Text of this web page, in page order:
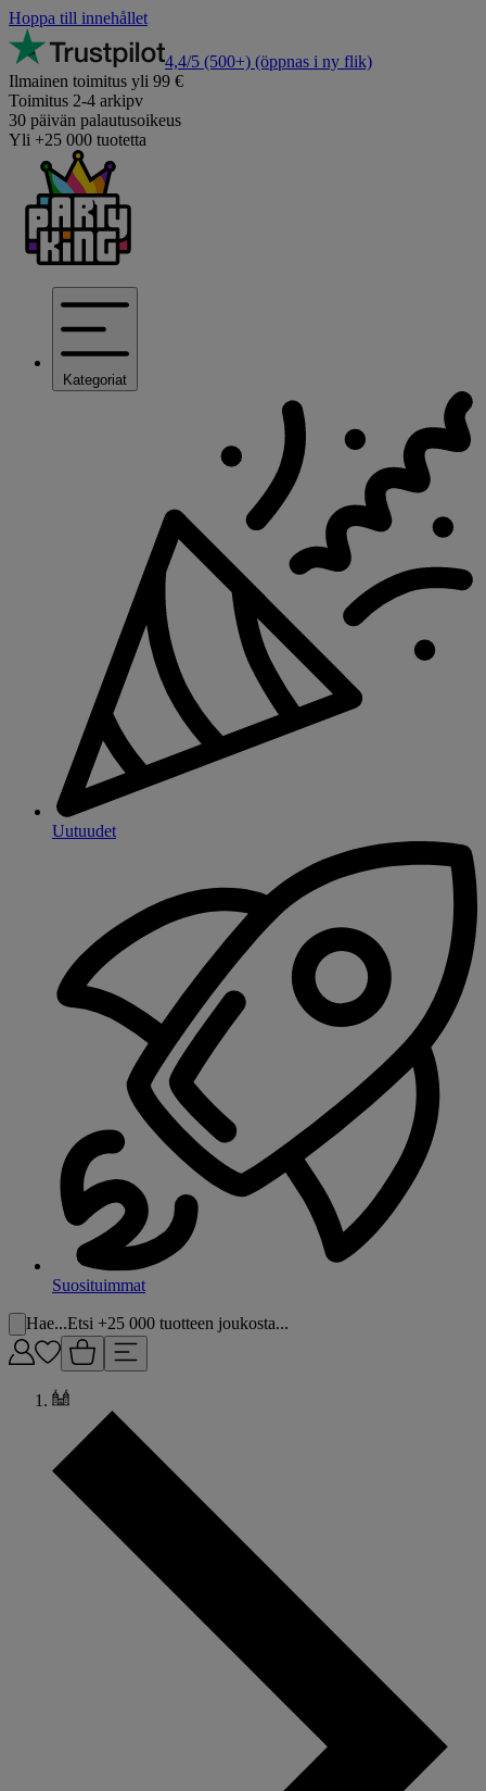
Hoppa till innehållet
4,4/5 (500+) (öppnas i ny flik)
Ilmainen toimitus yli 99 €
Toimitus 2-4 arkipv
30 päivän palautusoikeus
Yli +25 000 tuotetta
Kategoriat
Uutuudet
Suosituimmat
Hae...Etsi +25 000 tuotteen joukosta...